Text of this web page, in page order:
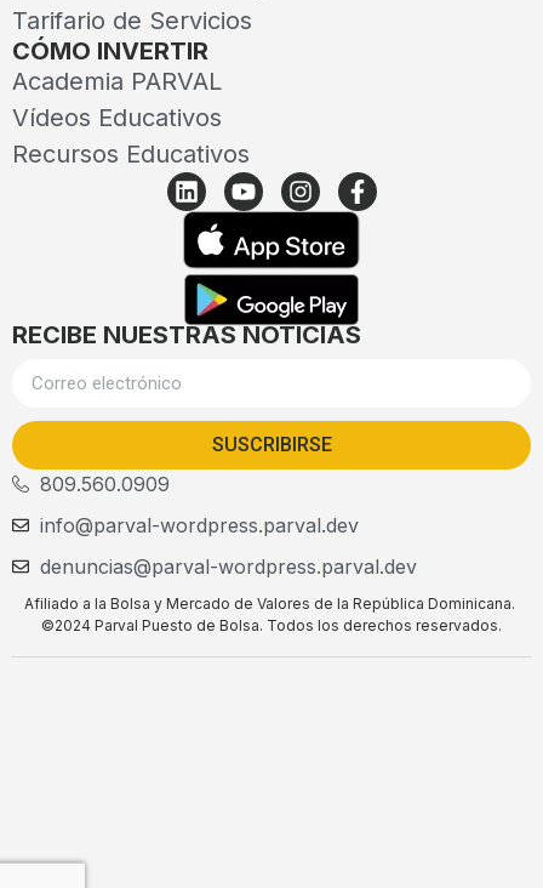
Tarifario de Servicios
CÓMO INVERTIR
Academia PARVAL
Vídeos Educativos
Recursos Educativos
RECIBE NUESTRAS NOTICIAS
SUSCRIBIRSE
809.560.0909
info@parval-wordpress.parval.dev
denuncias@parval-wordpress.parval.dev
Afiliado a la Bolsa y Mercado de Valores de la República Dominicana.
©2024 Parval Puesto de Bolsa. Todos los derechos reservados.